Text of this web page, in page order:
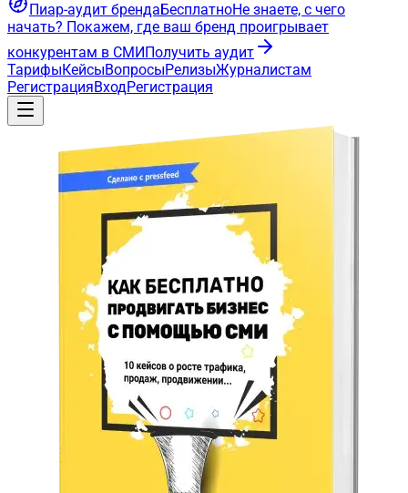
Пиар-аудит брендаБесплатноНе знаете, с чего
начать? Покажем, где ваш бренд проигрывает
конкурентам в СМИПолучить аудит
ТарифыКейсыВопросыРелизыЖурналистам
РегистрацияВходРегистрация